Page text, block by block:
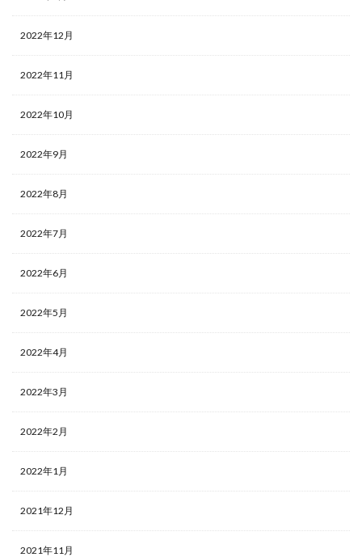
2022年12月
2022年11月
2022年10月
2022年9月
2022年8月
2022年7月
2022年6月
2022年5月
2022年4月
2022年3月
2022年2月
2022年1月
2021年12月
2021年11月